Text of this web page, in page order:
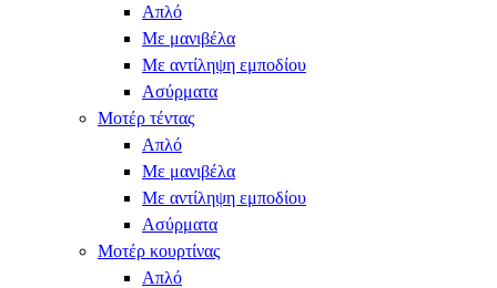
Απλό
Με μανιβέλα
Με αντίληψη εμποδίου
Ασύρματα
Μοτέρ τέντας
Απλό
Με μανιβέλα
Με αντίληψη εμποδίου
Ασύρματα
Μοτέρ κουρτίνας
Απλό